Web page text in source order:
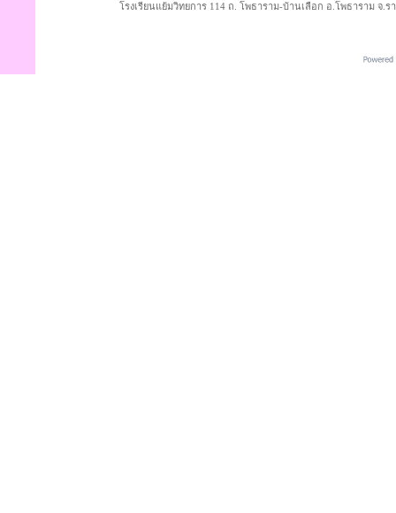
โรงเรียนแย้มวิทยการ 114 ถ. โพธาราม-บ้านเลือก อ.โพธาราม จ.